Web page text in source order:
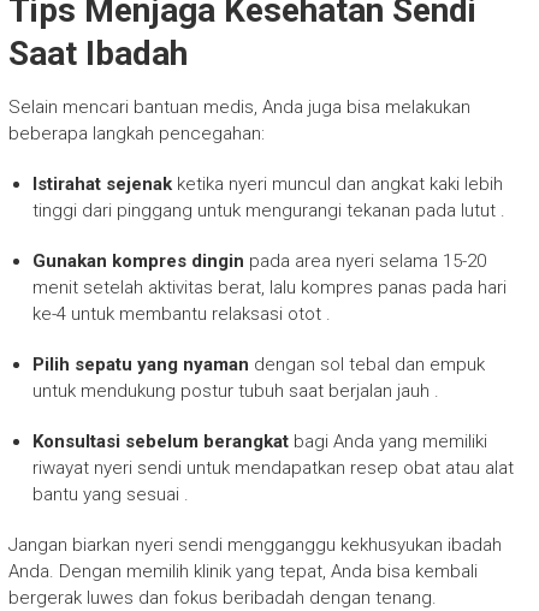
Tips Menjaga Kesehatan Sendi
Saat Ibadah
Selain mencari bantuan medis, Anda juga bisa melakukan
beberapa langkah pencegahan:
Istirahat sejenakketika nyeri muncul dan angkat kaki lebih
tinggi dari pinggang untuk mengurangi tekanan pada lutut .
Gunakan kompres dingin pada area nyeri selama 15-20
menit setelah aktivitas berat, lalu kompres panas pada hari
ke-4 untuk membantu relaksasi otot .
Pilih sepatu yang nyaman dengan sol tebal dan empuk
untuk mendukung postur tubuh saat berjalan jauh .
Konsultasi sebelum berangkatbagi Anda yang memiliki
riwayat nyeri sendi untuk mendapatkan resep obat atau alat
bantu yang sesuai .
Jangan biarkan nyeri sendi mengganggu kekhusyukan ibadah
Anda. Dengan memilih klinik yang tepat, Anda bisa kembali
bergerak luwes dan fokus beribadah dengan tenang.